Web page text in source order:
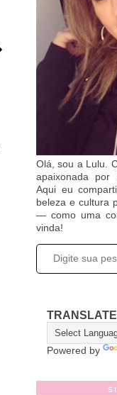
Olá, sou a Lulu.
apaixonada por
Aqui eu
beleza e cultura
— como uma
vinda!
TRANSLATE
Powered by